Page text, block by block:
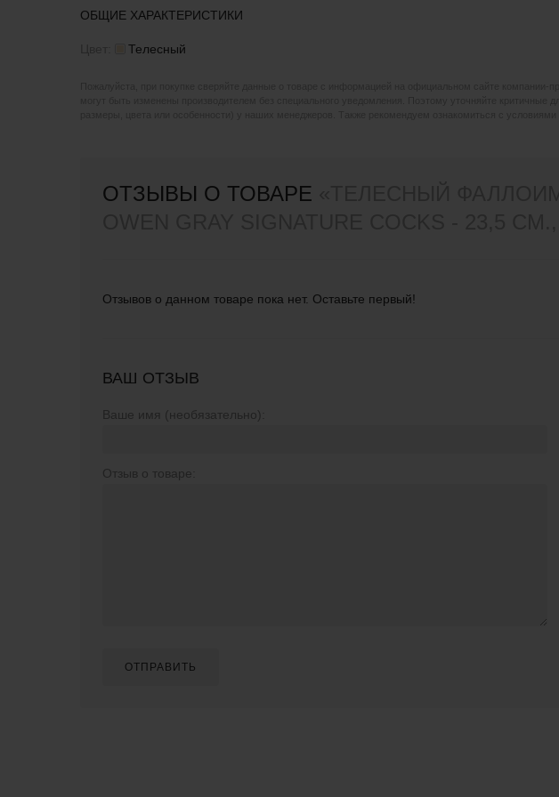
ОБЩИЕ ХАРАКТЕРИСТИКИ
Телесный
ОТЗЫВЫ О ТОВАРЕ
Отзывов о данном товаре пока нет. Оставьте первый!
ВАШ ОТЗЫВ
Ваше имя (необязательно):
Отзыв о товаре:
ОТПРАВИТЬ